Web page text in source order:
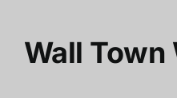
Wall Town